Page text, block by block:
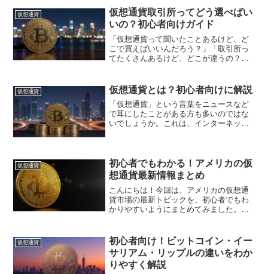
「アルトコイン」「ミームコイン」とい
う3つの種類がよく話題に...
仮想通貨
仮想通貨取引所ってどう選べばい
いの？初心者向けガイド
「仮想通貨って聞いたことあるけど、ど
こで買えばいいんだろう？」「取引所っ
てたくさんあるけど、どこが違うの？」
（Coincheck、GMOコイン、SBI VCトレ
ード、bitba...
仮想通貨 仮想通貨とは？初心者向けに解説
「仮想通貨」という言葉をニュースなど
で耳にしたことがある方も多いのではな
いでしょうか。これは、インターネット
いません。近年では「暗号...
仮想通貨
初心者でもわかる！アメリカの仮
想通貨最新情報まとめ
こんにちは！今回は、アメリカの仮想通
貨市場の最新トピックを、初心者でもわ
かりやすいようにまとめてみました。ト
の仮想通貨業界で注目されているポイン
トを一緒に見てい...
仮想通貨
初心者向け！ビットコイン・イー
サリアム・リップルの違いをわか
りやすく解説